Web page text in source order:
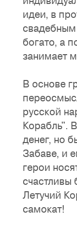
идеи, в
свадебным
богато, а
занимает
В основе
русской
Корабль".
денег, но
Забаве, и
герои
счастливы
Летучий
самокат!